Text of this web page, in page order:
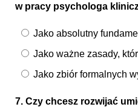
w pracy psychologa
Jako absolutny
Jako ważne zasady,
Jako zbiór formalnych
7. Czy chcesz rozwijać